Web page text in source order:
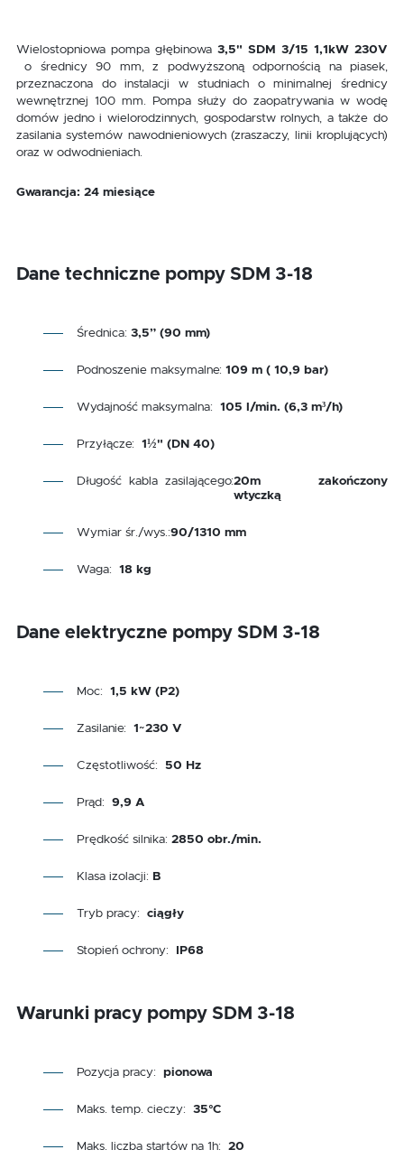
Wielostopniowa pompa głębinowa 3,5" SDM 3/15 1,1kW 230V
o średnicy 90 mm, z podwyższoną odpornością na piasek,
przeznaczona do instalacji w studniach o minimalnej średnicy
wewnętrznej 100 mm. Pompa służy do zaopatrywania w wodę
domów jedno i wielorodzinnych, gospodarstw rolnych, a także do
zasilania systemów nawodnieniowych (zraszaczy, linii kroplujących)
oraz w odwodnieniach.
Gwarancja: 24 miesiące
Dane techniczne pompy SDM 3-18
Średnica: 3,5” (90 mm)
Podnoszenie maksymalne: 109 m ( 10,9 bar)
Wydajność maksymalna: 105 l/min. (6,3 m³/h)
Przyłącze: 1½" (DN 40)
Długość kabla zasilającego:20m zakończony
wtyczką
Wymiar śr./wys.:90/1310 mm
Waga: 18 kg
Dane elektryczne pompy SDM 3-18
Moc: 1,5 kW (P2)
Zasilanie: 1~230 V
Częstotliwość: 50 Hz
Prąd: 9,9 A
Prędkość silnika: 2850 obr./min.
Klasa izolacji: B
Tryb pracy: ciągły
Stopień ochrony: IP68
Warunki pracy pompy SDM 3-18
Pozycja pracy: pionowa
Maks. temp. cieczy: 35°C
Maks. liczba startów na 1h: 20